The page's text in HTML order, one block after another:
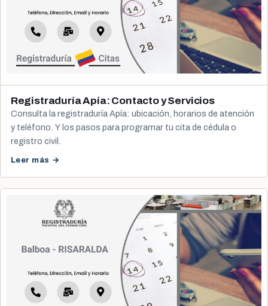
Registraduría Apía: Contacto y Servicios
Consulta la registraduría Apía: ubicación, horarios de atención
y teléfono. Y los pasos para programar tu cita de cédula o
registro civil.
Leer más →